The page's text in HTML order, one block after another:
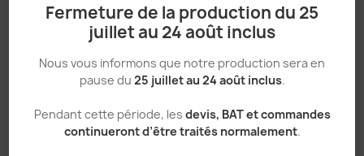
Fermeture de la production du 25
juillet au 24 août inclus
Nous vous informons que notre production sera en
pause du 25 juillet au 24 août inclus.
Pendant cette période, les devis, BAT et commandes
continueront d’être traités normalement.
Un processus simple et transparent
VOTRE
COMMANDE,
ÉTAPES